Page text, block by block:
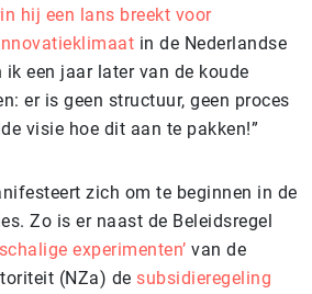
hij een lans breekt voor
in de Nederlandse
ik een jaar later van de koude
er is geen structuur, geen proces
visie hoe dit aan te pakken!”
zich om te beginnen in de
Zo is er naast de Beleidsregel
experimenten’ van de
(NZa) de subsidieregeling